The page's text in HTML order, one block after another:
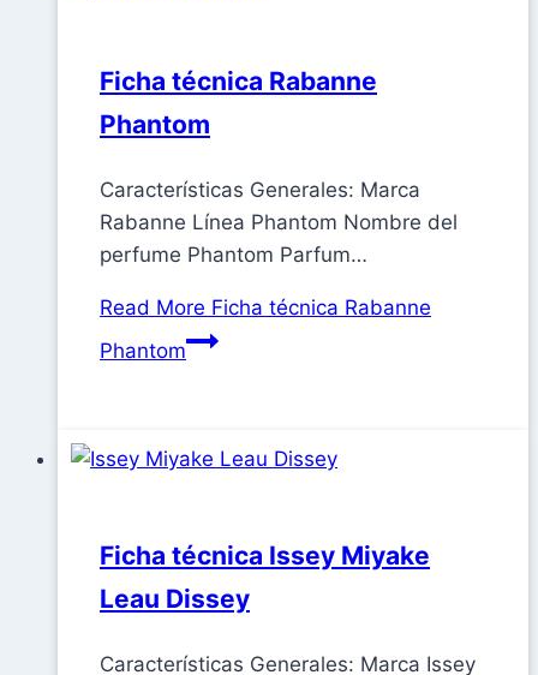
Ficha técnica Rabanne
Phantom
Características Generales: Marca
Rabanne Línea Phantom Nombre del
perfume Phantom Parfum…
Read More Ficha técnica Rabanne
Phantom
Ficha técnica Issey Miyake
Leau Dissey
Características Generales: Marca Issey